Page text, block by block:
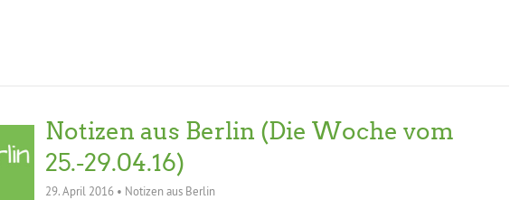
Notizen aus Berlin (Die Woche vom
25.-29.04.16)
29. April 2016• Notizen aus Berlin